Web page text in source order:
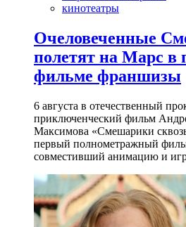
кинотеатры
Очеловеченные
полетят на Марс в
фильме франшизы
6 августа в отечественный
приключенческий фильм
Максимова «Смешарики
первый полнометражный
совместивший анимацию и